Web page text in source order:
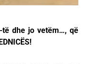
të dhe jo vetëm…, që